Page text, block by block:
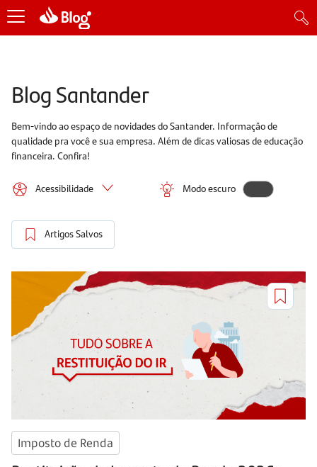
Blog Santander
Bem-vindo ao espaço de novidades do Santander. Informação de
qualidade pra você e sua empresa. Além de dicas valiosas de educação
financeira. Confira!
Acessibilidade Modo escuro
Artigos Salvos
Imposto de Renda